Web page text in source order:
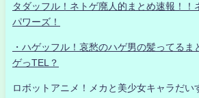
タダッフル！ネトゲ廃人的まとめ速報！！
パワーズ！
・ハゲッフル！哀愁のハゲ男の髪ってるま
ゲっTEL？
ロボットアニメ！メカと美少女キャラだい